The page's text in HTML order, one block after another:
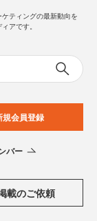
ティングの最新動向を
アです。
規会員登録
バー
載のご依頼